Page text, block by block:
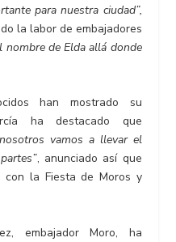
para nuestra ciudad”,
la labor de embajadores
nombre de Elda allá donde
han mostrado su
ha destacado que
vamos a llevar el
, anunciado así que
con la Fiesta de Moros y
embajador Moro, ha